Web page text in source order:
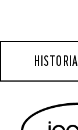
HISTORIA